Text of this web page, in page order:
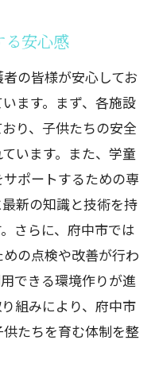
る安心感
の皆様が安心してお
ます。まず、各施設
り、子供たちの安全
います。また、学童
ポートするための専
新の知識と技術を持
さらに、府中市では
の点検や改善が行わ
できる環境作りが進
組みにより、府中市
たちを育む体制を整